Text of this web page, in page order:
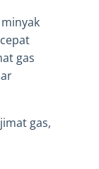
gas
gas,